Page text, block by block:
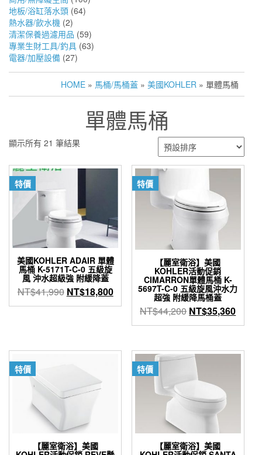
地板/浴缸落水頭 (64)
熱水器/飲水機 (2)
清潔保養過濾用品 (59)
專業生財工具/釣具 (63)
電器/加壓設備 (27)
HOME » 馬桶/馬桶蓋 » 美國KOHLER » 單體馬桶
單體馬桶
顯示所有 21 筆結果
特價
美國KOHLER ADAIR 單體
馬桶 K-5171T-C-0 五級旋
風 沖水超級強 附緩降蓋
NT$41,990 原
始
NT$18,800目
前
特價
【麗室衛浴】美國
KOHLER活動促銷
CIMARRON單體馬桶 K-
5697T-C-0 五級旋風沖水力
超強 附緩降馬桶蓋
NT$44,200 原
始
格：
NT$44,200。
NT$35,360目
前
格：
特價
【麗室衛浴】美國
特價
【麗室衛浴】美國